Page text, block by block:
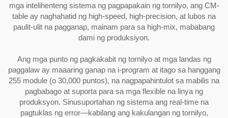
mga intelihenteng sistema ng pagpapakain ng tornilyo, ang CM-
table ay naghahatid ng high-speed, high-precision, at lubos na
paulit-ulit na pagganap, mainam para sa high-mix, mababang
dami ng produksiyon.
Ang mga punto ng pagkakabit ng tornilyo at mga landas ng
paggalaw ay maaaring ganap na i-program at itago sa hanggang
255 module (o 30,000 puntos), na nagpapahintulot sa mabilis na
pagbabago at suporta para sa mga flexible na linya ng
produksyon. Sinusuportahan ng sistema ang real-time na
pagtuklas ng error—kabilang ang kakulangan ng tornilyo,